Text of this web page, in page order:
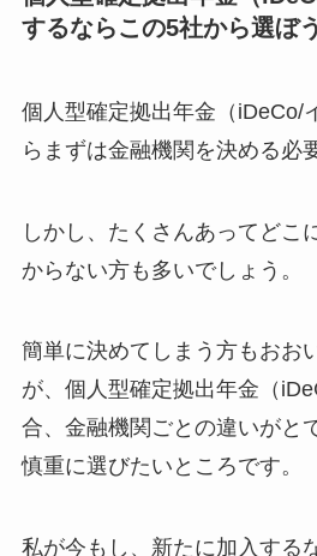
するならこの5社から選ぼう
個人型確定拠出年金（iDeCo/
らまずは金融機関を決める必
しかし、たくさんあってどこ
からない方も多いでしょう。
簡単に決めてしまう方もおお
が、個人型確定拠出年金（
合、金融機関ごとの違いがと
慎重に選びたいところです。
私が今もし、新たに加入する